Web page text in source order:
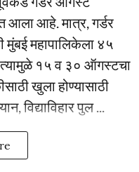
आला आहे. मात्र, गर्डर
मुंबई महापालिकेला ४५
१५ व ३० ऑगस्टचा
खुला होण्यासाठी
विद्याविहार पुल ...